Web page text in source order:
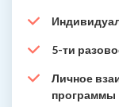
5-ти
Личное
программы